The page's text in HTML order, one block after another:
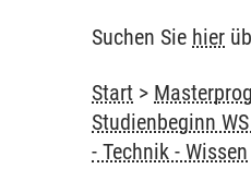
Suchen Sie hier
Start >
Studienbeginn
- Technik - Wissen